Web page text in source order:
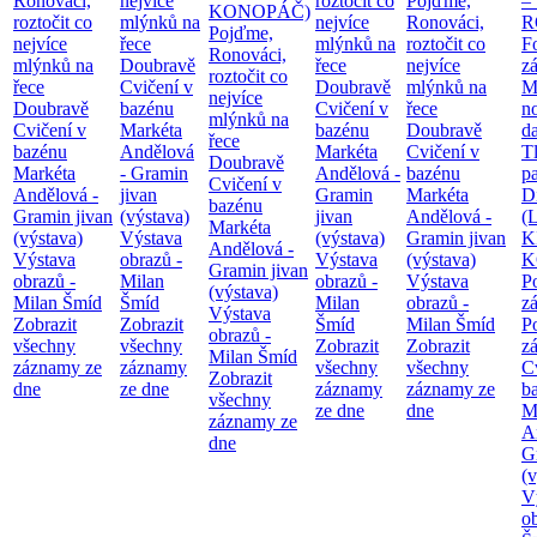
roztočit co
nejvíce
mlýnků na
řece
Doubravě
Cvičení v
bazénu
Markéta
Andělová -
Gramin jivan
(výstava)
Výstava
obrazů -
Milan Šmíd
Zobrazit
všechny
záznamy ze
dne
mlýnků na
řece
Doubravě
Cvičení v
bazénu
Markéta
Andělová
- Gramin
jivan
(výstava)
Výstava
obrazů -
Milan
Šmíd
Zobrazit
všechny
záznamy
ze dne
KONOPÁČ)
Pojďme,
Ronováci,
roztočit co
nejvíce
mlýnků na
řece
Doubravě
Cvičení v
bazénu
Markéta
Andělová -
Gramin jivan
(výstava)
Výstava
obrazů -
Milan Šmíd
Zobrazit
všechny
záznamy ze
dne
nejvíce
mlýnků na
řece
Doubravě
Cvičení v
bazénu
Markéta
Andělová -
Gramin
jivan
(výstava)
Výstava
obrazů -
Milan
Šmíd
Zobrazit
všechny
záznamy
ze dne
Ronováci,
roztočit co
nejvíce
mlýnků na
řece
Doubravě
Cvičení v
bazénu
Markéta
Andělová -
Gramin jivan
(výstava)
Výstava
obrazů -
Milan Šmíd
Zobrazit
všechny
záznamy ze
dne